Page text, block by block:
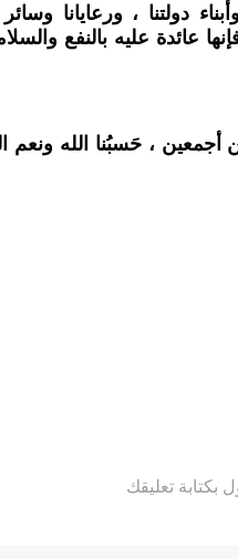
دولتنا ، ورعايانا
عائدة عليه بالنفع
، حَسبُنا الله ونعم
بكتابة تعليقك